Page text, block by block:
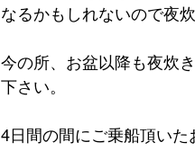
なるかもしれないので夜
今の所、お盆以降も夜炊
下さい。
4日間の間にご乗船頂い